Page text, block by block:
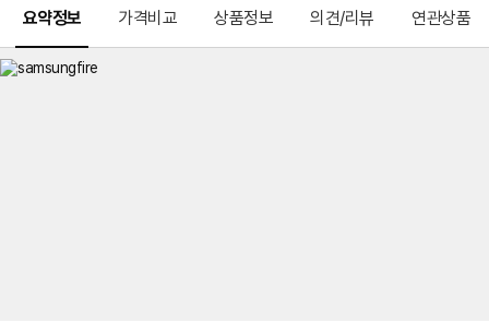
선
택
약
정
요약정보 가격비교 상품정보 의견/리뷰 연관상품